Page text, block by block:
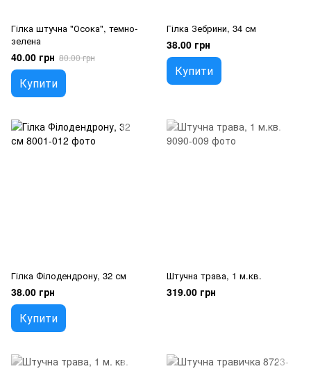
Гілка штучна "Осока", темно-
зелена
40.00 грн 80.00 грн
Купити
Гілка Зебрини, 34 см
38.00 грн
Купити
Гілка Філодендрону, 32 см
38.00 грн
Купити
Штучна трава, 1 м.кв.
319.00 грн